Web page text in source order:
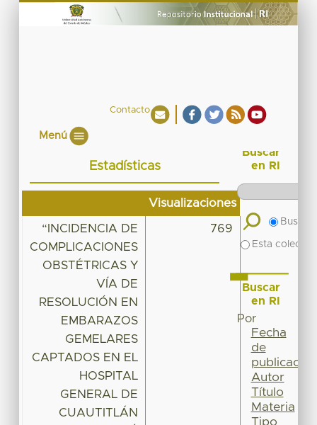
Contacto
Menú
Estadísticas
Visualizaciones
“INCIDENCIA DE
COMPLICACIONES
OBSTÉTRICAS Y
VÍA DE
RESOLUCIÓN EN
EMBARAZOS
GEMELARES
CAPTADOS EN EL
HOSPITAL
GENERAL DE
CUAUTITLÁN
769
Buscar
en RI
Buscar
Esta
Buscar
en RI
Por
Fecha
de
publicación
Autor
Título
Materia
Tipo